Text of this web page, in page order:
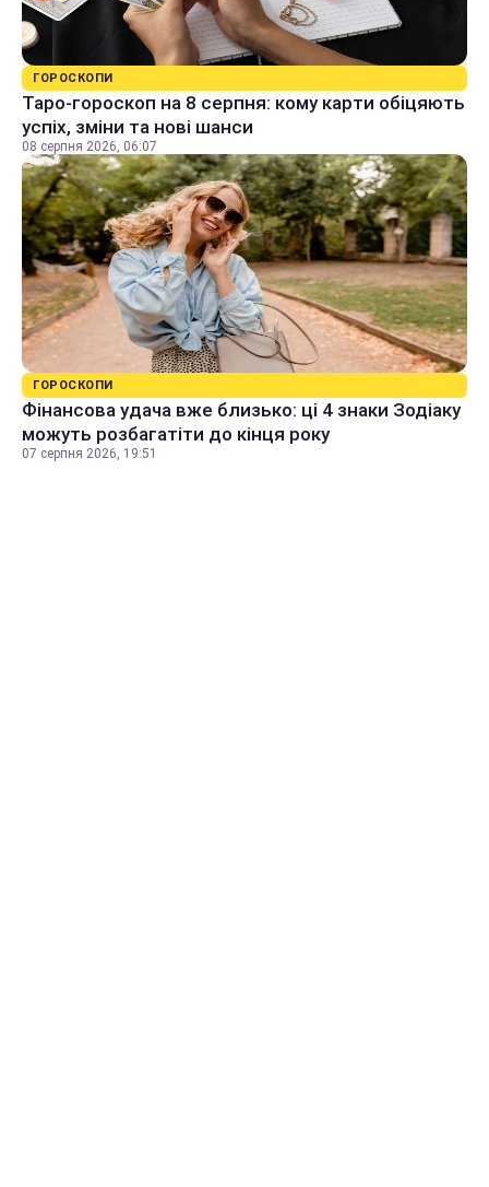
ГОРОСКОПИ
Таро-гороскоп на 8 серпня: кому карти обіцяють
успіх, зміни та нові шанси
08 серпня 2026, 06:07
ГОРОСКОПИ
Фінансова удача вже близько: ці 4 знаки Зодіаку
можуть розбагатіти до кінця року
07 серпня 2026, 19:51